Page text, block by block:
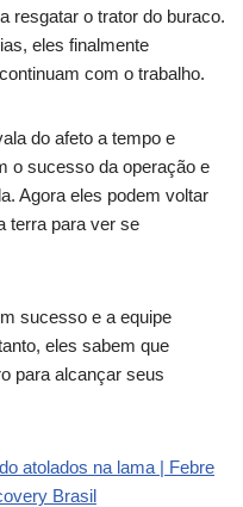
resgatar o trator do buraco.
eles finalmente
com o trabalho.
do afeto a tempo e
o sucesso da operação e
Agora eles podem voltar
terra para ver se
sucesso e a equipe
eles sabem que
para alcançar seus
atolados na lama | Febre
Brasil